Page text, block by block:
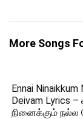
More Songs
Ennai Ninaikkum
Deivam Lyrics
நினைக்கும்